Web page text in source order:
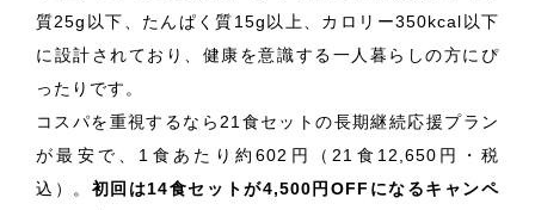
質25g以下、たんぱく質15g以上、カロリー350kcal以下
に設計されており、健康を意識する一人暮らしの方にぴ
ったりです。
コスパを重視するなら21食セットの長期継続応援プラン
が最安で、1食あたり約602円（21食12,650円・税
込）。 初回は14食セットが4,500円OFFになるキャンペ